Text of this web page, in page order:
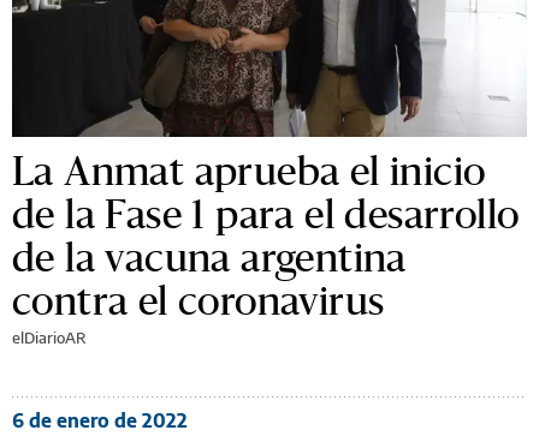
La Anmat aprueba el inicio
de la Fase 1 para el desarrollo
de la vacuna argentina
contra el coronavirus
elDiarioAR
6 de enero de 2022